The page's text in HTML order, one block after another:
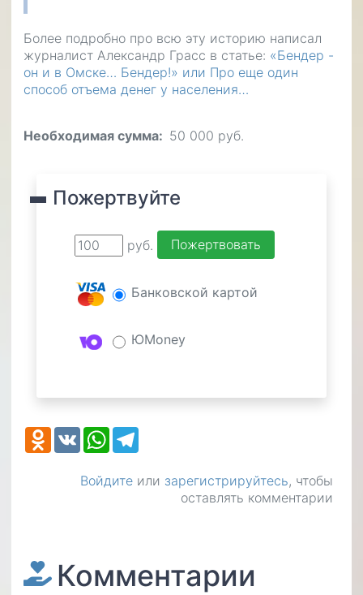
Более подробно про всю эту историю написал
журналист Александр Грасс в статье: «Бендер -
он и в Омске… Бендер!» или Про еще один
способ отъема денег у населения…
Необходимая сумма 50 000 руб.
Пожертвуйте
руб.
Банковской картой
ЮMoney
Odnoklassniki
VK WhatsApp
Войдите или зарегистрируйтесь, чтобы
оставлять комментарии
Комментарии